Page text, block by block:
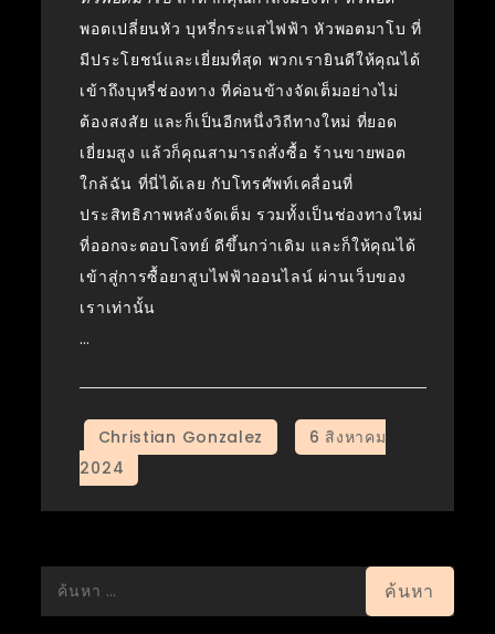
พอตเปลี่ยนหัว บุหรี่กระแสไฟฟ้า หัวพอตมาโบ ที่
มีประโยชน์และเยี่ยมที่สุด พวกเรายินดีให้คุณได้
เข้าถึงบุหรี่ช่องทาง ที่ค่อนข้างจัดเต็มอย่างไม่
ต้องสงสัย และก็เป็นอีกหนึ่งวิถีทางใหม่ ที่ยอด
เยี่ยมสูง แล้วก็คุณสามารถสั่งซื้อ ร้านขายพอต
ใกล้ฉัน ที่นี่ได้เลย กับโทรศัพท์เคลื่อนที่
ประสิทธิภาพหลังจัดเต็ม รวมทั้งเป็นช่องทางใหม่
ที่ออกจะตอบโจทย์ ดีขึ้นกว่าเดิม และก็ให้คุณได้
เข้าสู่การซื้อยาสูบไฟฟ้าออนไลน์ ผ่านเว็บของ
เราเท่านั้น
…
ค้นหา
สำหรับ: